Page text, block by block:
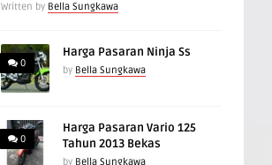
Written by Bella Sungkawa
0
Harga Pasaran Ninja Ss
by Bella Sungkawa
0
Harga Pasaran Vario 125
Tahun 2013 Bekas
by Bella Sungkawa